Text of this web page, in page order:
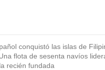
conquistó las islas de
flota de sesenta navíos
recién fundada